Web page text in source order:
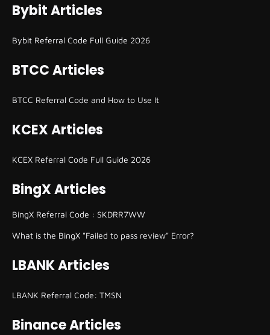
Bybit Articles
Bybit Referral Code Full Guide 2026
BTCC Articles
BTCC Referral Code and How to Use It
KCEX Articles
KCEX Referral Code Full Guide 2026
BingX Articles
BingX Referral Code : SKDRR7WW
What is the BingX "Failed to pass review" Error?
LBANK Articles
LBANK Referral Code: TMSN
Binance Articles